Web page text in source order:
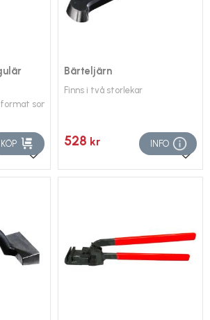
som en modern spetsklubba
Lägg till i favoriter
KÖP
Bärteljärn
Finns i två storlekar
528 kr
INFO